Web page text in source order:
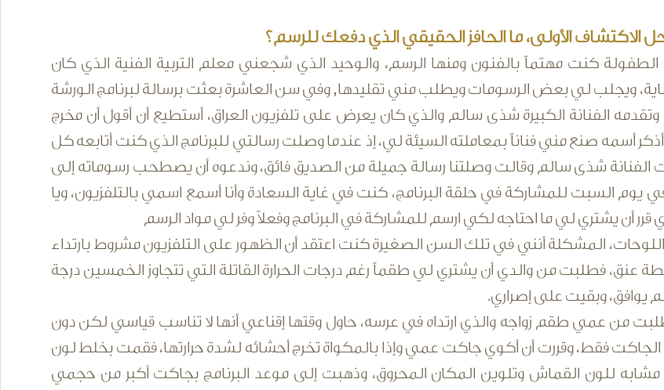
الأولى، ما الحافز الحقيقي الذي دفعك للرسم؟
كنت مهتماً بالفنون ومنها الرسم، والوحيد الذي شجعني معلم التربية الفنية الذي كان
ويجلب لي بعض الرسومات ويطلب مني تقليدها, وفي سن العاشرة بعثت برسالة لبرنامج الورشة
الفنانة الكبيرة شذى سالم والذي كان يعرض على تلفزيون العراق، أستطيع أن أقول أن مخرج
أذكر أسمه صنع مني فناناً بمعاملته السيئة لي، إذ عندما وصلت رسالتي للبرنامج الذي كنت أتابعه كل
الفنانة شذى سالم وقالت وصلتنا رسالة جميلة من الصديق فائق، وندعوه أن يصطحب رسوماته إلى
يوم السبت للمشاركة في حلقة البرنامج، كنت في غاية السعادة وأنا أسمع اسمي بالتلفزيون، ويا
قرر أن يشتري لي ما احتاجه لكي ارسم للمشاركة في البرنامج وفعلاً وفر لي مواد الرسم
المشكلة أنني في تلك السن الصغيرة كنت اعتقد أن الظهور على التلفزيون مشروط بارتداء
عنق، فطلبت من والدي أن يشتري لي طقماً رغم درجات الحرارة القاتلة التي تتجاوز الخمسين درجة
يوافق، وبقيت على إصراري.
من عمي طقم زواجه والذي ارتداه في عرسه، حاول وقتها إقناعي أنها لا تناسب قياسي لكن دون
فقط، وقررت أن أكوي جاكت عمي وإذا بالمكواة تخرج أحشائه لشدة حرارتها، فقمت بخلط لون
مشابه للون القماش وتلوين المكان المحروق، وذهبت إلى موعد البرنامج بجاكت أكبر من حجمي